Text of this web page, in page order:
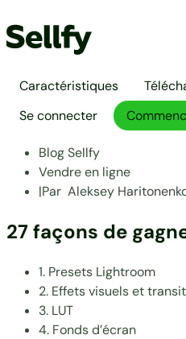
Caractéristiques
Se connecter
Blog Sellfy
Vendre en ligne
|Par Aleksey
27 façons de
1. Presets Lightroom
2. Effets visuels et
3. LUT
4. Fonds d’écran